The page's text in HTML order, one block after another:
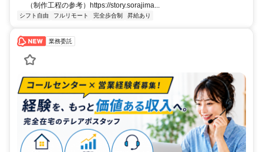
（制作工程の参考）https://story.sorajima...
シフト自由 フルリモート 完全歩合制 昇給あり
業務委託